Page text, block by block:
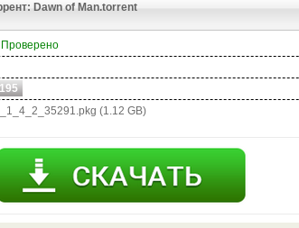
Dawn of Man.torrent
Проверено
195
(1.12 GB)